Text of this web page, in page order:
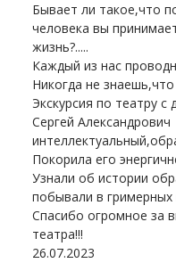
Бывает ли такое,что
человека вы
жизнь?.....
Каждый из нас
Никогда не
Экскурсия по театру
Сергей Александрович
Покорила его
Узнали об истории
побывали в
Спасибо огромное за
театра!!!
26.07.2023